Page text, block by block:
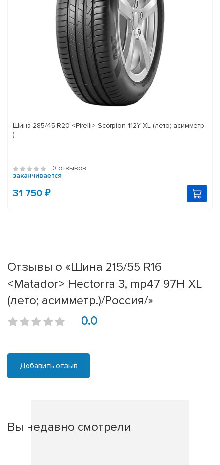
Шина 285/45 R20 <Pirelli> Scorpion 112Y XL (лето; асимметр.
)
0 отзывов
заканчивается
31 750 ₽
Отзывы о «Шина 215/55 R16
<Matador> Hectorra 3, mp47 97H XL
(лето; асимметр.)/Россия/»
0.0
Добавить отзыв
Вы недавно смотрели